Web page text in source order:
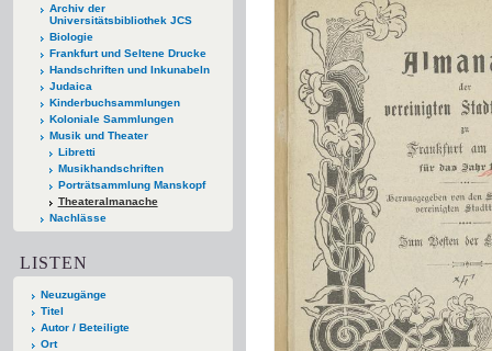
Archiv der
Universitätsbibliothek JCS
Biologie
Frankfurt und Seltene Drucke
Handschriften und Inkunabeln
Judaica
Kinderbuchsammlungen
Koloniale Sammlungen
Musik und Theater
Libretti
Musikhandschriften
Porträtsammlung Manskopf
Theateralmanache
Nachlässe
LISTEN
Neuzugänge
Titel
Autor / Beteiligte
Ort